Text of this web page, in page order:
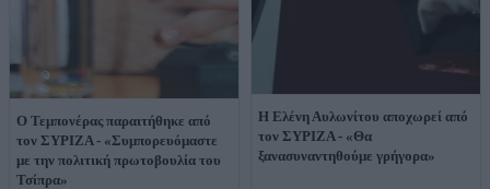
Ο Τεμπονέρας παραιτήθηκε από
τον ΣΥΡΙΖΑ - «Συμπορευόμαστε
με την πολιτική πρωτοβουλία του
Τσίπρα»
Η Ελένη Αυλωνίτου αποχωρεί από
τον ΣΥΡΙΖΑ - «Θα
ξανασυναντηθούμε γρήγορα»